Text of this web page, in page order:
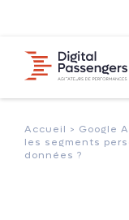
Accueil > Google
les segments
données ?